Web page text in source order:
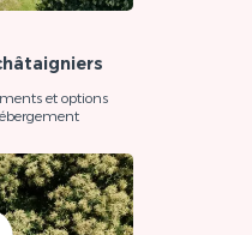
et options